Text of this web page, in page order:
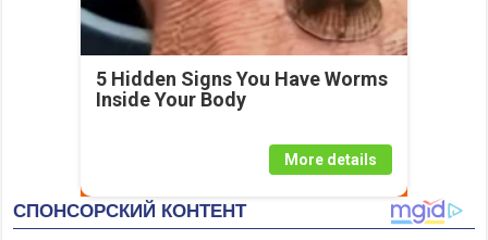
5 Hidden Signs You Have Worms
Inside Your Body
More details